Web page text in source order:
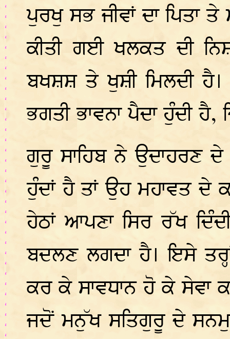
ਪੁਰਖੁ ਸਭ ਜੀਵਾਂ ਦਾ ਪਿਤਾ
ਕੀਤੀ ਗਈ ਖਲਕਤ ਦੀ
ਬਖਸ਼ਸ਼ ਤੇ ਖੁਸ਼ੀ ਮਿਲਦੀ
ਭਗਤੀ ਭਾਵਨਾ ਪੈਦਾ ਹੁੰਦੀ
ਗੁਰੂ ਸਾਹਿਬ ਨੇ ਉਦਾਹਰਣ
ਹੁੰਦਾਂ ਹੈ ਤਾਂ ਉਹ ਮਹਾਵਤ ਦੇ
ਹੇਠਾਂ ਆਪਣਾ ਸਿਰ ਰੱਖ
ਬਦਲਣ ਲਗਦਾ ਹੈ। ਇਸੇ
ਕਰ ਕੇ ਸਾਵਧਾਨ ਹੋ ਕੇ ਸੇਵਾ
ਜਦੋਂ ਮਨੁੱਖ ਸਤਿਗੁਰੂ ਦੇ